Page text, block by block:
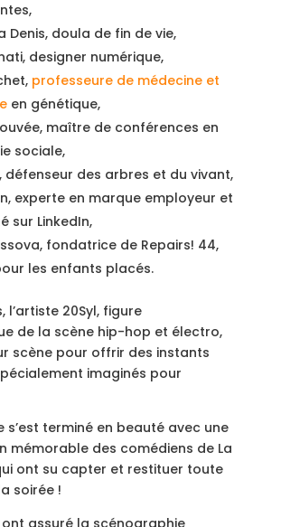
Denis, doula de fin de vie,
designer numérique,
professeure de médecine et
en génétique,
maître de conférences en
sociale,
défenseur des arbres et du vivant,
experte en marque employeur et
sur LinkedIn,
fondatrice de Repairs! 44,
les enfants placés.
l’artiste 20Syl, figure
de la scène hip-hop et électro,
scène pour offrir des instants
imaginés pour
s’est terminé en beauté avec une
mémorable des comédiens de La
ont su capter et restituer toute
soirée !
ont assuré la scénographie